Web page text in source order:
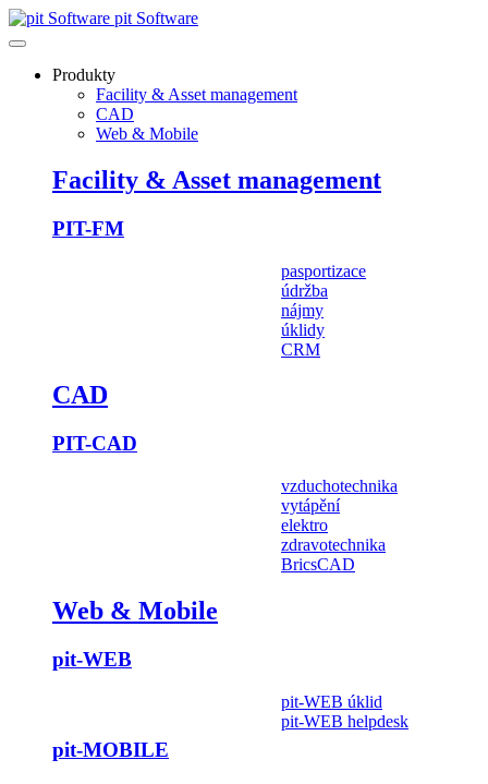
pit Software
Produkty
Facility & Asset management
CAD
Web & Mobile
Facility & Asset management
PIT-FM
pasportizace
údržba
nájmy
úklidy
CRM
CAD
PIT-CAD
vzduchotechnika
vytápění
elektro
zdravotechnika
BricsCAD
Web & Mobile
pit-WEB
pit-WEB úklid
pit-WEB helpdesk
pit-MOBILE